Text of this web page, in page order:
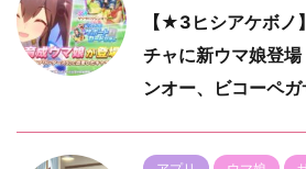
【★3ヒシアケボ
チャに新ウマ娘登
ンオー、ビコーペガ